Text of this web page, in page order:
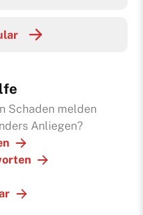
Schaden melden
Anliegen?